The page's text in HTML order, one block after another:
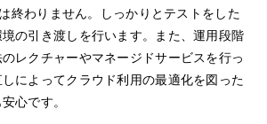
終わりません。しっかりとテストをした
の引き渡しを行います。また、運用段階
レクチャーやマネージドサービスを行っ
によってクラウド利用の最適化を図った
心です。